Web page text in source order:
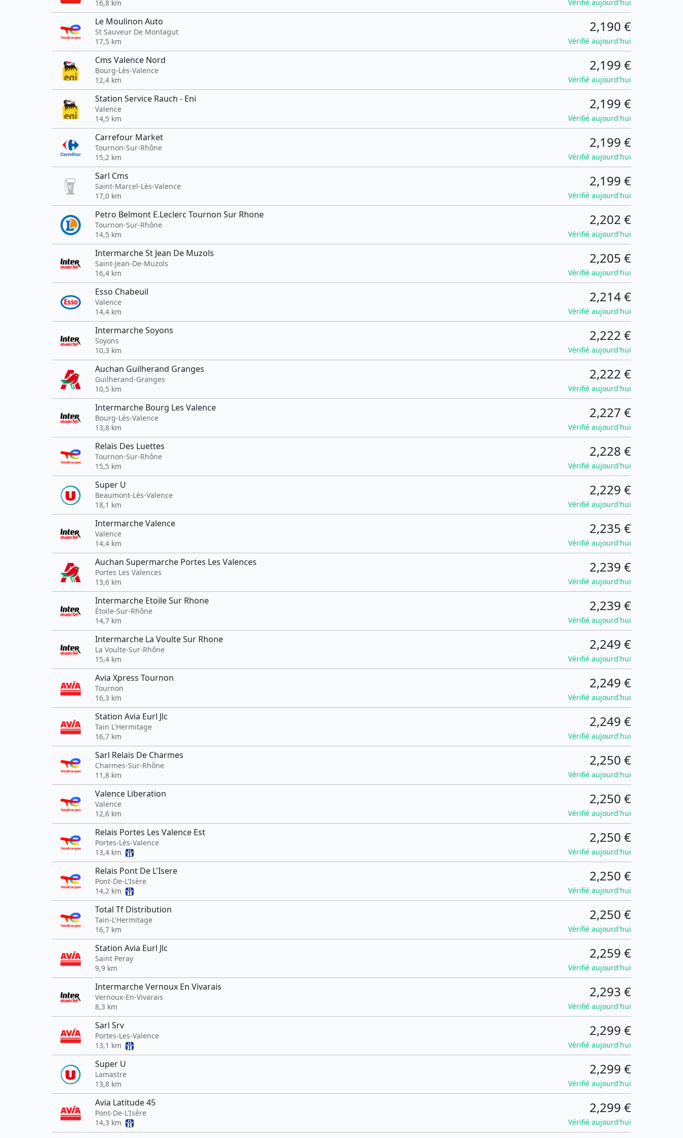
16,8 km
Vérifié aujourd'hui
Le Moulinon Auto
St Sauveur De Montagut
17,5 km
2,190 €
Vérifié aujourd'hui
Cms Valence Nord
Bourg-Lès-Valence
12,4 km
2,199 €
Vérifié aujourd'hui
Station Service Rauch - Eni
Valence
14,5 km
2,199 €
Vérifié aujourd'hui
Carrefour Market
Tournon-Sur-Rhône
15,2 km
2,199 €
Vérifié aujourd'hui
Sarl Cms
Saint-Marcel-Lès-Valence
17,0 km
2,199 €
Vérifié aujourd'hui
Petro Belmont E.Leclerc Tournon Sur Rhone
Tournon-Sur-Rhône
14,5 km
2,202 €
Vérifié aujourd'hui
Intermarche St Jean De Muzols
Saint-Jean-De-Muzols
16,4 km
2,205 €
Vérifié aujourd'hui
Esso Chabeuil
Valence
14,4 km
2,214 €
Vérifié aujourd'hui
Intermarche Soyons
Soyons
10,3 km
2,222 €
Vérifié aujourd'hui
Auchan Guilherand Granges
Guilherand-Granges
10,5 km
2,222 €
Vérifié aujourd'hui
Intermarche Bourg Les Valence
Bourg-Lès-Valence
13,8 km
2,227 €
Vérifié aujourd'hui
Relais Des Luettes
Tournon-Sur-Rhône
15,5 km
2,228 €
Vérifié aujourd'hui
Super U
Beaumont-Lès-Valence
18,1 km
2,229 €
Vérifié aujourd'hui
Intermarche Valence
Valence
14,4 km
2,235 €
Vérifié aujourd'hui
Auchan Supermarche Portes Les Valences
Portes Les Valences
13,6 km
2,239 €
Vérifié aujourd'hui
Intermarche Etoile Sur Rhone
Étoile-Sur-Rhône
14,7 km
2,239 €
Vérifié aujourd'hui
Intermarche La Voulte Sur Rhone
La Voulte-Sur-Rhône
15,4 km
2,249 €
Vérifié aujourd'hui
Avia Xpress Tournon
Tournon
16,3 km
2,249 €
Vérifié aujourd'hui
Station Avia Eurl Jlc
Tain L'Hermitage
16,7 km
2,249 €
Vérifié aujourd'hui
Sarl Relais De Charmes
Charmes-Sur-Rhône
11,8 km
2,250 €
Vérifié aujourd'hui
Valence Liberation
Valence
12,6 km
2,250 €
Vérifié aujourd'hui
Relais Portes Les Valence Est
Portes-Lès-Valence
13,4 km
2,250 €
Vérifié aujourd'hui
Relais Pont De L'Isere
Pont-De-L'Isère
14,2 km
2,250 €
Vérifié aujourd'hui
Total Tf Distribution
Tain-L'Hermitage
16,7 km
2,250 €
Vérifié aujourd'hui
Station Avia Eurl Jlc
Saint Peray
9,9 km
2,259 €
Vérifié aujourd'hui
Intermarche Vernoux En Vivarais
Vernoux-En-Vivarais
8,3 km
2,293 €
Vérifié aujourd'hui
Sarl Srv
Portes-Les-Valence
13,1 km
2,299 €
Vérifié aujourd'hui
Super U
Lamastre
13,8 km
2,299 €
Vérifié aujourd'hui
Avia Latitude 45
Pont-De-L'Isère
14,3 km
2,299 €
Vérifié aujourd'hui